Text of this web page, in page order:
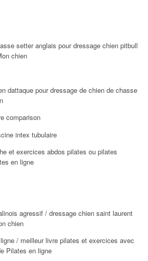
setter anglais pour dressage chien pitbull
chien
dattaque pour dressage de chien de chasse
comparison
intex tubulaire
et exercices abdos pilates ou pilates
en ligne
agressif / dressage chien saint laurent
chien
/ meilleur livre pilates et exercices avec
Pilates en ligne